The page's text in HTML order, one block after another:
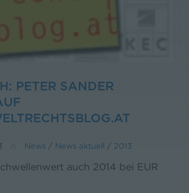
PETER SANDER
News / News aktuell / 2013
auch 2014 bei EUR